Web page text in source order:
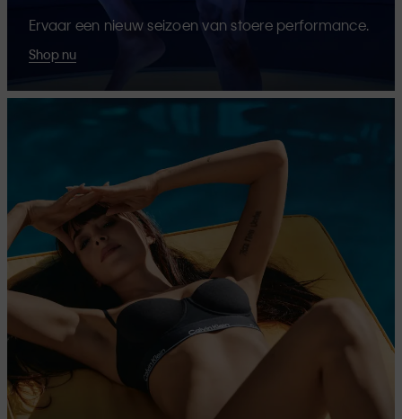
Ervaar een nieuw seizoen van stoere performance.
Shop nu